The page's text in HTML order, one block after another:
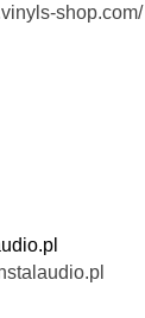
shop.com/